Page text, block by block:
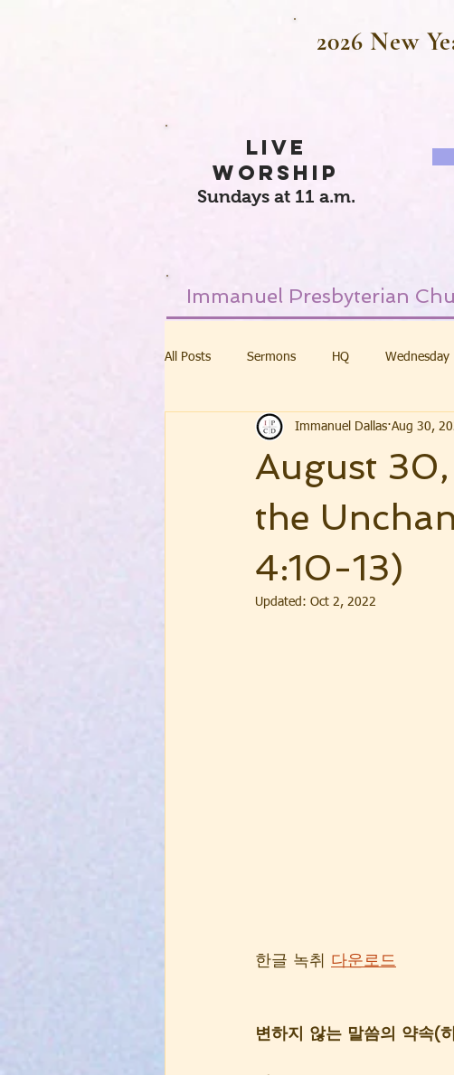
2026 New
LIVE
WORSHIP
Sundays at 11 a.m.
Immanuel Presbyterian
All Posts Sermons HQ Wednesday
August
the
4:10-13)
Immanuel Dallas Aug 30,
Updated: Oct 2, 2022
한글 녹취 다운로드
변하지 않는 말씀의 약속(